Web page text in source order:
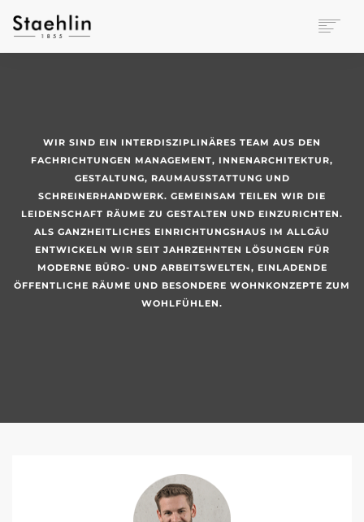
UNTERNEHMEN
VERANSTALTUNGEN
WIR SIND EIN INTERDISZIPLINÄRES TEAM AUS DEN
FACHRICHTUNGEN MANAGEMENT, INNENARCHITEKTUR,
GESTALTUNG, RAUMAUSSTATTUNG UND
SCHREINERHANDWERK. GEMEINSAM TEILEN WIR DIE
LEIDENSCHAFT RÄUME ZU GESTALTEN UND EINZURICHTEN.
ALS GANZHEITLICHES EINRICHTUNGSHAUS IM ALLGÄU
ENTWICKELN WIR SEIT JAHRZEHNTEN LÖSUNGEN FÜR
MODERNE BÜRO- UND ARBEITSWELTEN, EINLADENDE
ÖFFENTLICHE RÄUME UND BESONDERE WOHNKONZEPTE ZUM
WOHLFÜHLEN.